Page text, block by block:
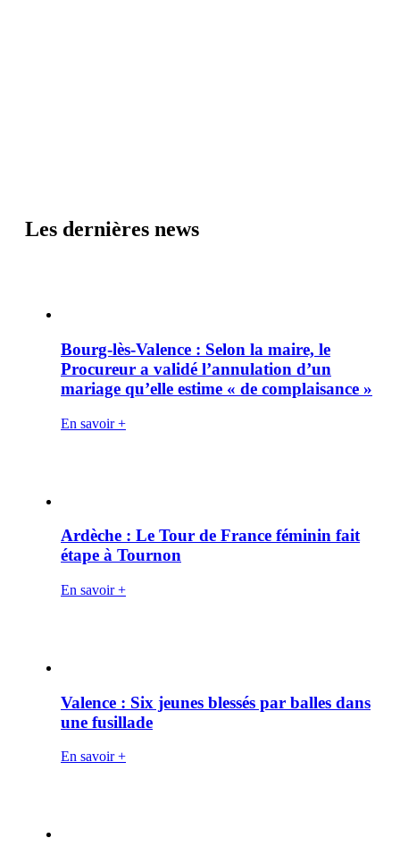
Les dernières news
Bourg-lès-Valence : Selon la maire, le
Procureur a validé l’annulation d’un
mariage qu’elle estime « de complaisance »
En savoir +
Ardèche : Le Tour de France féminin fait
étape à Tournon
En savoir +
Valence : Six jeunes blessés par balles dans
une fusillade
En savoir +